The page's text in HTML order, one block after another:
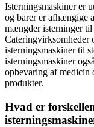
Isterningsmaskiner er
og barer er afhængige
mængder isterninger
Cateringvirksomheder
isterningsmaskiner til
isterningsmaskiner
opbevaring af
produkter.
Hvad er